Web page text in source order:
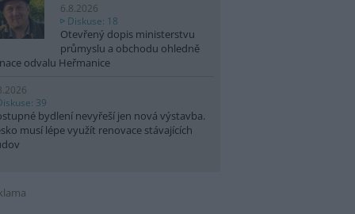
6.8.2026
Diskuse: 18
Otevřený dopis ministerstvu
průmyslu a obchodu ohledně
odvalu Heřmanice
39
bydlení nevyřeší jen nová výstavba.
musí lépe využít renovace stávajících